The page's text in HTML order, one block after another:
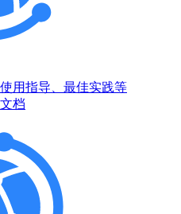
用指导、最佳实践等
档